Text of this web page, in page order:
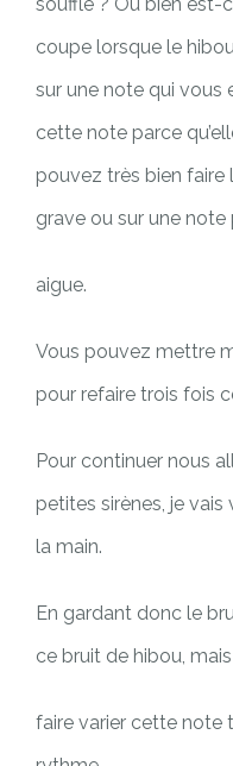
coupe lorsque le
sur une note qui vous
cette note parce
pouvez très bien faire
grave ou sur une note
aigue.
Vous pouvez mettre
pour refaire trois fois
Pour continuer nous
petites sirènes, je
la main.
En gardant donc le
ce bruit de hibou,
faire varier cette